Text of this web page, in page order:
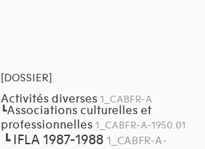
[DOSSIER]
Activités diverses 1_CABFR-A
┗Associations culturelles et
professionnelles 1_CABFR-A-1950.01
┗ IFLA 1987-1988 1_CABFR-A-